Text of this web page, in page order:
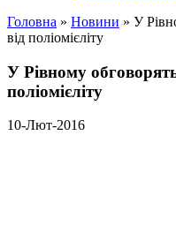
Головна » Новини » У
від поліомієліту
У Рівному обговорять
поліомієліту
10-Лют-2016